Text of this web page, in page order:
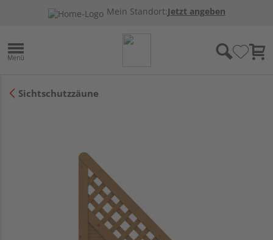
Mein Standort:Jetzt angeben
Sichtschutzzäune